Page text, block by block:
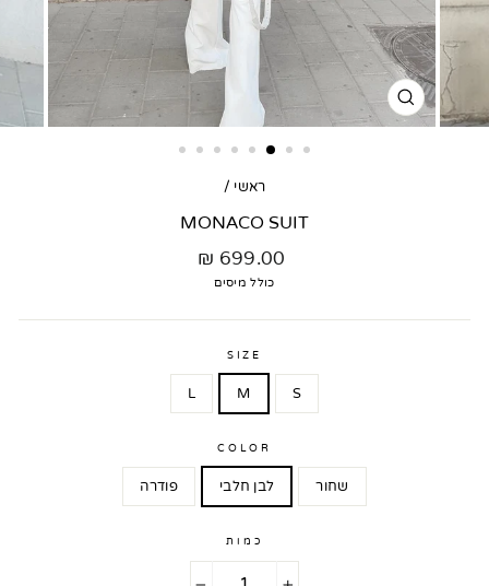
סגור
דגם
ראשי /
MONACO SUIT
מחיר
רגיל
699.00 ₪
כולל מיסים
SIZE
S
M
L
COLOR
שחור לבן חלבי פודרה
כמות